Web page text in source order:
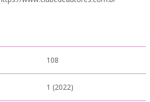
108
1 (2022)